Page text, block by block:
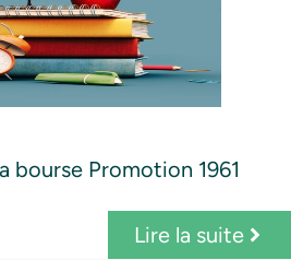
bourse Promotion 1961
Lire la suite